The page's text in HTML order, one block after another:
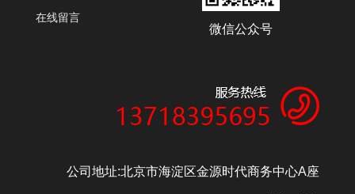
在线留言
微信公众号
公司地址:北京市海淀区金源时代商务中心A座